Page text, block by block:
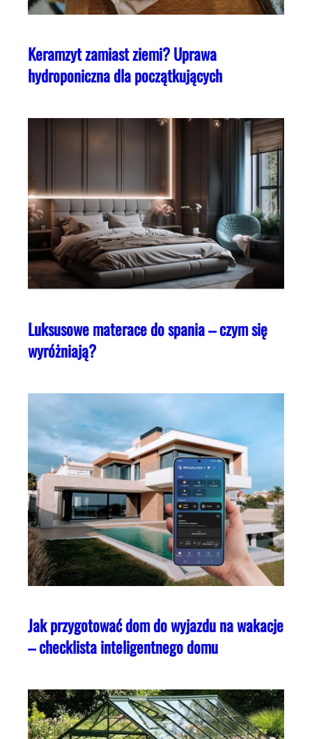
Keramzyt zamiast ziemi? Uprawa
hydroponiczna dla początkujących
Luksusowe materace do spania – czym się
wyróżniają?
Jak przygotować dom do wyjazdu na wakacje
– checklista inteligentnego domu